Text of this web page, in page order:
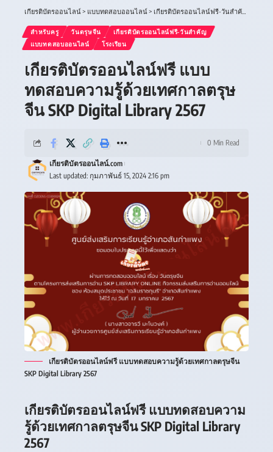
เกียรติบัตรออนไลน์> แบบทดสอบออนไลน์> เกียรติบัตรออนไลน์ฟรี-วันสำคัญ
สำหรับครู วันตรุษจีน
เกียรติบัตรออนไลน์ฟรี-วันสำคัญ
แบบทดสอบออนไลน์
โรงเรียน
เกียรติบัตรออนไลน์ฟรี แบบ
ทดสอบความรู้ด้วยเทศกาลตรุษ
จีน SKP Digital Library 2567
Last updated: กุมภาพันธ์ 15, 2024 2:16 pm
เกียรติบัตรออนไลน์.com
0 Min Read
เกียรติบัตรออนไลน์ฟรี แบบทดสอบความรู้ด้วยเทศกาลตรุษจีน
SKP Digital Library 2567
เกียรติบัตรออนไลน์ฟรี แบบทดสอบความ
รู้ด้วยเทศกาลตรุษจีน SKP Digital Library
2567